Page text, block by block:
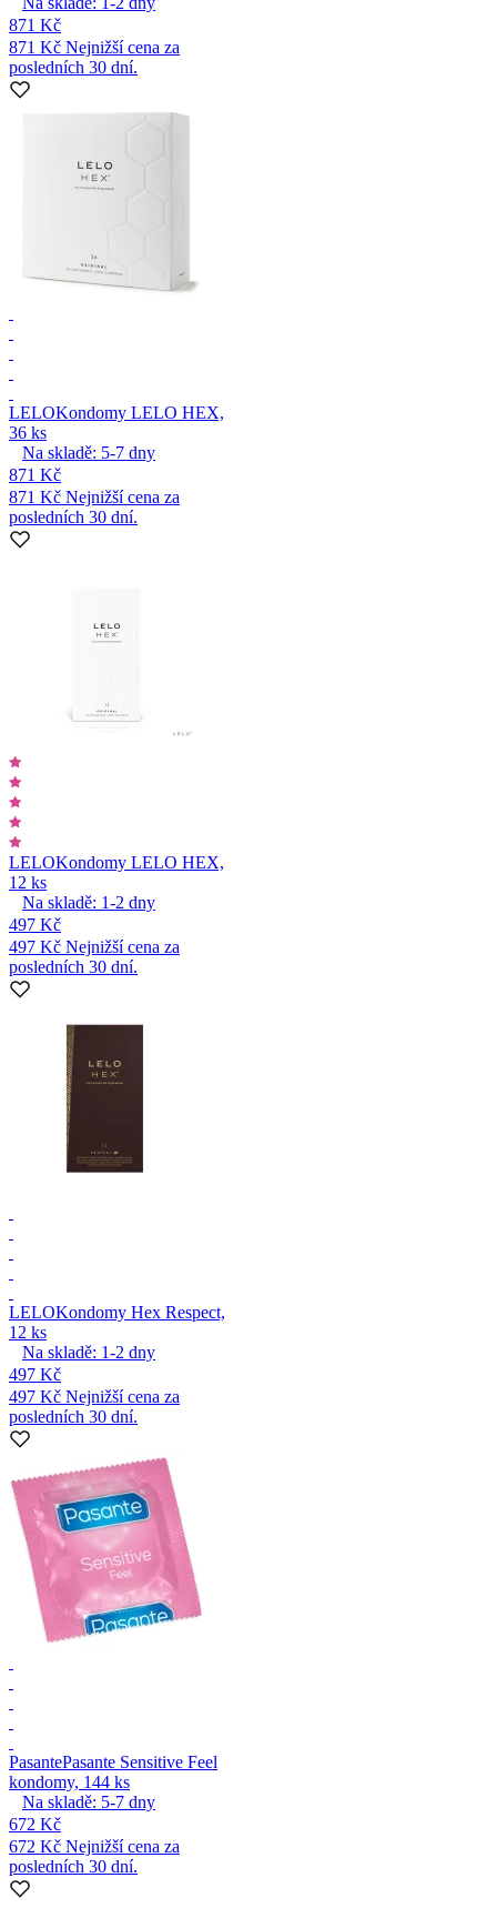
871 Kč
871 Kč Nejnižší cena za
posledních 30 dní.
LELOKondomy LELO HEX,
36 ks
Na skladě: 5-7 dny
871 Kč
871 Kč Nejnižší cena za
posledních 30 dní.
LELOKondomy LELO HEX,
12 ks
Na skladě: 1-2 dny
497 Kč
497 Kč Nejnižší cena za
posledních 30 dní.
LELOKondomy Hex Respect,
12 ks
Na skladě: 1-2 dny
497 Kč
497 Kč Nejnižší cena za
posledních 30 dní.
PasantePasante Sensitive Feel
kondomy, 144 ks
Na skladě: 5-7 dny
672 Kč
672 Kč Nejnižší cena za
posledních 30 dní.